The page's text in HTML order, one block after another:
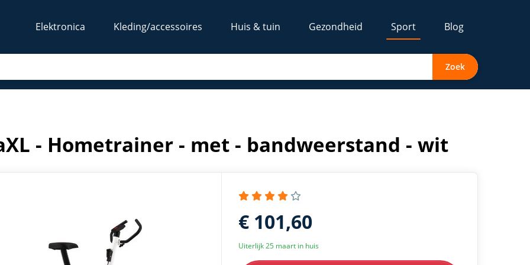
Elektronica Kleding/accessoires Huis & tuin Gezondheid Sport Blog
Zoek
- Hometrainer - met - bandweerstand - wit
€ 101,60
Uiterlijk 25 maart in huis